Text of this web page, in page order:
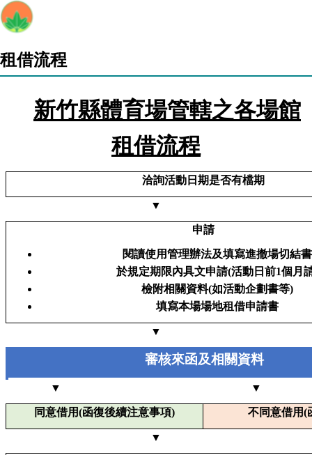
租借流程
新竹縣體育場管轄之各場館
租借流程
洽詢活動日期是否有檔期
▼
申請
閱讀使用管理辦法及填寫進撤場切結書
於規定期限內具文申請(活動日前1個月
檢附相關資料(如活動企劃書等)
填寫本場場地租借申請書
▼
審核來函及相關資料
▼ ▼
同意借用(函復後續注意事項) 不同意借用(
▼